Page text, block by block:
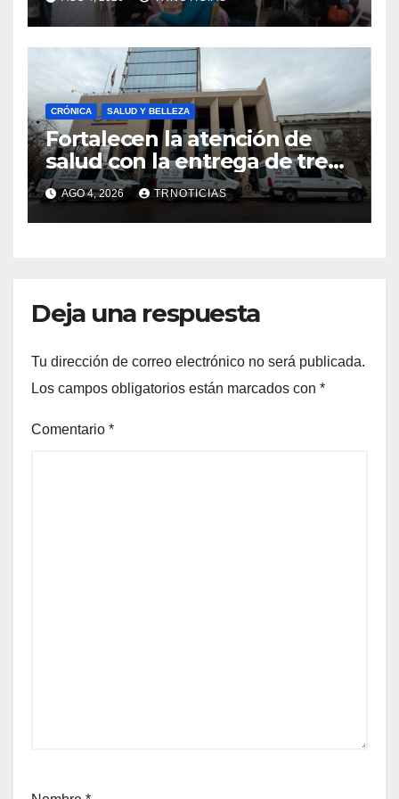
impacto en la hotelería y el
emprendimiento
CRÓNICA SALUD Y BELLEZA
Fortalecen la atención de
salud con la entrega de tres
nuevas ambulancias para
Cauquenes y Sagrada Familia
AGO 4, 2026 TRNOTICIAS
Deja una respuesta
Tu dirección de correo electrónico no será publicada.
Los campos obligatorios están marcados con *
Comentario *